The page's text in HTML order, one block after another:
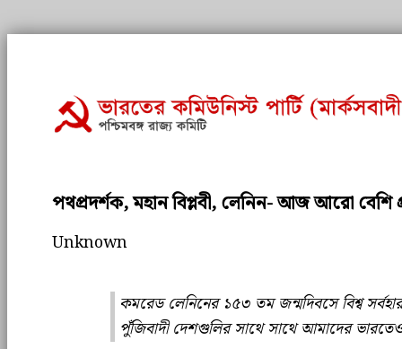
পথপ্রদর্শক, মহান বিপ্লবী, লেনিন- আজ আরো বেশি
Unknown
কমরেড লেনিনের ১৫৩ তম জন্মদিবসে বিশ্ব
পুঁজিবাদী দেশগুলির সাথে সাথে আমাদের ভারতেও